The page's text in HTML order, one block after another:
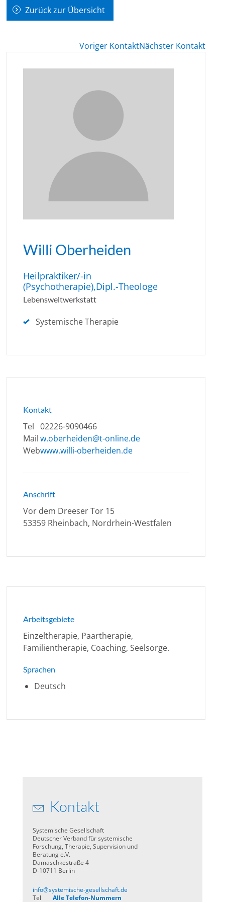
Zurück zur Übersicht
Voriger KontaktNächster Kontakt
Willi Oberheiden
Heilpraktiker/-in
(Psychotherapie),Dipl.-Theologe
Lebensweltwerkstatt
Systemische Therapie
Kontakt
Tel 02226-9090466
Mailw.oberheiden@t-online.de
Webwww.willi-oberheiden.de
Anschrift
Vor dem Dreeser Tor 15
53359 Rheinbach, Nordrhein-Westfalen
Arbeitsgebiete
Einzeltherapie, Paartherapie,
Familientherapie, Coaching, Seelsorge.
Sprachen
Deutsch
Kontakt
Systemische Gesellschaft
Deutscher Verband für systemische
Forschung, Therapie, Supervision und
Beratung e.V.
Damaschkestraße 4
D-10711 Berlin
info@systemische-gesellschaft.de
Tel
Alle Telefon-Nummern